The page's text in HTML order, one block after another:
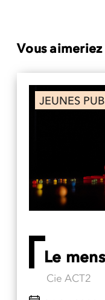
Vous aimeriez
JEUNES
Le
Cie ACT2